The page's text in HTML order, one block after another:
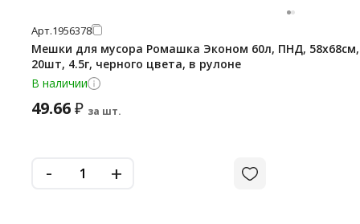
Арт.1956378
Мешки для мусора Ромашка Эконом 60л, ПНД,
20шт, 4.5г, черного цвета, в рулоне
В наличии
49.66₽ за шт.
- +